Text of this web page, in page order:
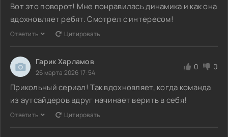
Вот это поворот! Мне понравилась динамика и как она
вдохновляет ребят. Смотрел с интересом!
Ответить Цитировать
Гарик Харламов
26 марта 2026 17:54
0 0
Прикольный сериал! Так вдохновляет, когда команда
из аутсайдеров вдруг начинает верить в себя!
Ответить Цитировать